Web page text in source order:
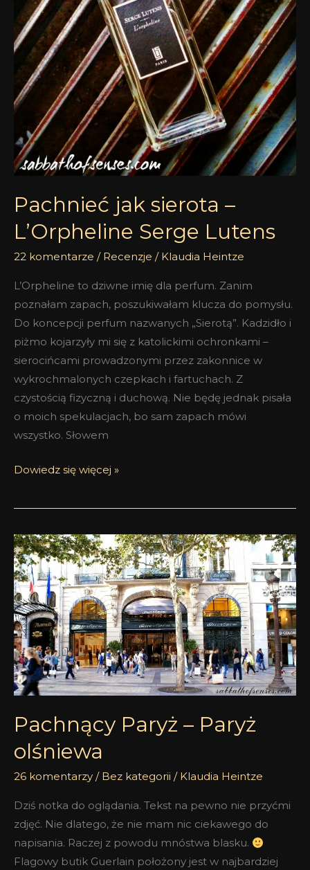
Pachnieć jak sierota –
L’Orpheline Serge Lutens
22 komentarze / Recenzje / Klaudia Heintze
L’Orpheline to dziwne imię dla perfum. Zanim
poznałam zapach, poszukiwałam klucza do pomysłu.
Do koncepcji perfum nazwanych „Sierotą”. Kadzidło i
piżmo kojarzyły mi się z katolickimi ochronkami –
sierocińcami prowadzonymi przez zakonnice w
wykrochmalonych czepkach i fartuchach. Z
czystością fizyczną i duchową. Nie będę jednak pisała
o moich spekulacjach, bo sam zapach mówi
wszystko. Słowem
Lutens
Dowiedz się więcej »
Pachnący Paryż – Paryż
olśniewa
26 komentarzy / Bez kategorii / Klaudia Heintze
Dziś notka do oglądania. Tekst na pewno nie przyćmi
zdjęć. Nie dlatego, że nie mam nic ciekawego do
napisania. Raczej z powodu mnóstwa blasku.
Flagowy butik Guerlain położony jest w najbardziej
Pachnący
Paryż
–
Paryż
olśniewa